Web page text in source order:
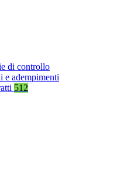
di controllo
e adempimenti
512